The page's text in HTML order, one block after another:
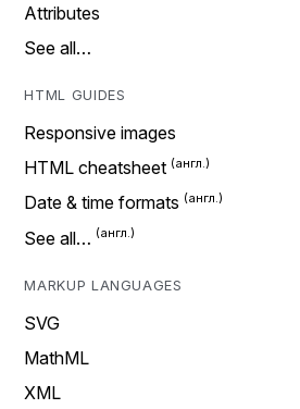
Attributes
See all…
HTML GUIDES
Responsive images
HTML cheatsheet
Date & time formats
See all…
MARKUP LANGUAGES
SVG
MathML
XML